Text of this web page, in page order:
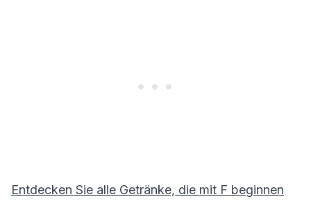
Entdecken Sie alle Getränke, die mit F beginnen